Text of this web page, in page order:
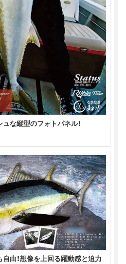
な縦型のフォトパネル！
由！想像を上回る躍動感と迫力